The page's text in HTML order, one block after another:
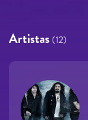
Artistas (12)